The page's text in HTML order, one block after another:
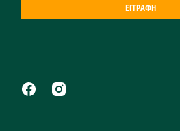
ΕΓΓΡΑΦΗ